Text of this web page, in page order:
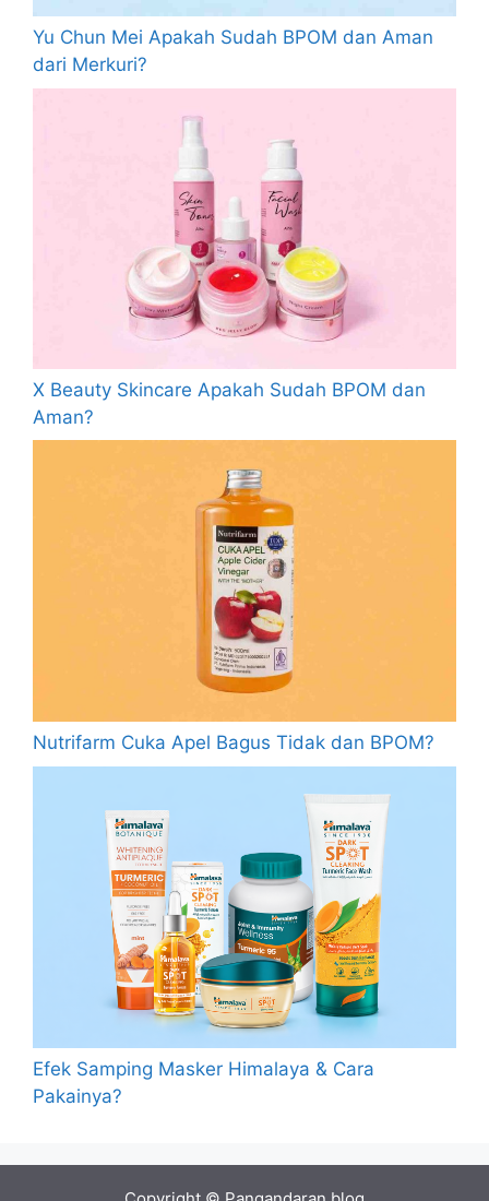
Yu Chun Mei Apakah Sudah BPOM dan Aman
dari Merkuri?
X Beauty Skincare Apakah Sudah BPOM dan
Aman?
Nutrifarm Cuka Apel Bagus Tidak dan BPOM?
Efek Samping Masker Himalaya & Cara
Pakainya?